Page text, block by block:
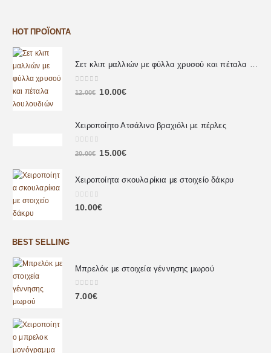
HOT ΠΡΟΪΌΝΤΑ
Σετ κλιπ μαλλιών με φύλλα χρυσού και πέταλα λουλουδιών
out of 5
12.00€ 10.00€
Χειροποίητο Ατσάλινο βραχιόλι με πέρλες
out of 5
20.00€ 15.00€
Χειροποίητα σκουλαρίκια με στοιχείο δάκρυ
0 out of 5
10.00€
BEST SELLING
Μπρελόκ με στοιχεία γέννησης μωρού
0out of 5
7.00€